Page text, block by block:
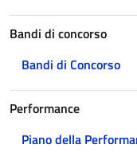
Bandi di concorso
Bandi di Concorso
Performance
Piano della